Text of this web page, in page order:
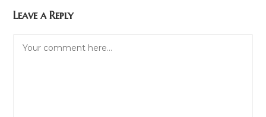
Leave a Reply